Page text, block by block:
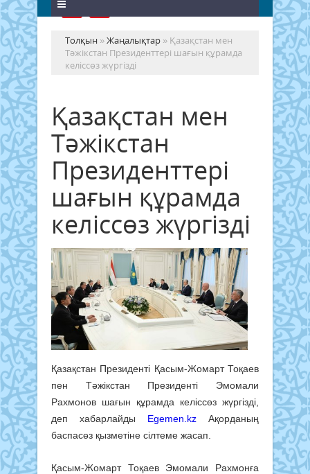
Толқын »Жаңалықтар » Қазақстан мен
Тәжікстан Президенттері шағын құрамда
келіссөз жүргізді
Қазақстан мен
Тәжікстан
Президенттері
шағын құрамда
келіссөз жүргізді
Қазақстан Президенті Қасым-Жомарт Тоқаев
пен Тәжікстан Президенті Эмомали
Рахмонов шағын құрамда келіссөз жүргізді,
деп хабарлайды Egemen.kz Ақорданың
баспасөз қызметіне сілтеме жасап.
Қасым-Жомарт Тоқаев Эмомали Рахмонға